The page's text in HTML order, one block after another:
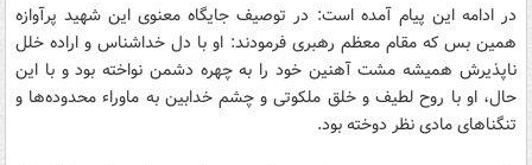
در ادامه این پیام آمده است: در توصیف جایگاه معنوی این شهید پرآوازه
همین بس كه مقام معظم رهبری فرمودند: او با دل خداشناس و اراده خلل
ناپذیرش همیشه مشت آهنین خود را به چهره دشمن نواخته بود و با این
حال، او با روح لطیف و خلق ملكوتی و چشم خدابین به ماوراء محدوده‌ها و
تنگناهای مادی نظر دوخته بود.